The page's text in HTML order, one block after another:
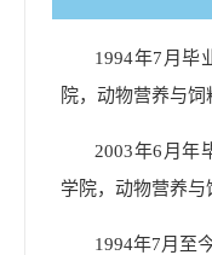
1994年7 月毕
院， 动物营养与饲
2003年6 月年
学院， 动物营养与
1994年7月至